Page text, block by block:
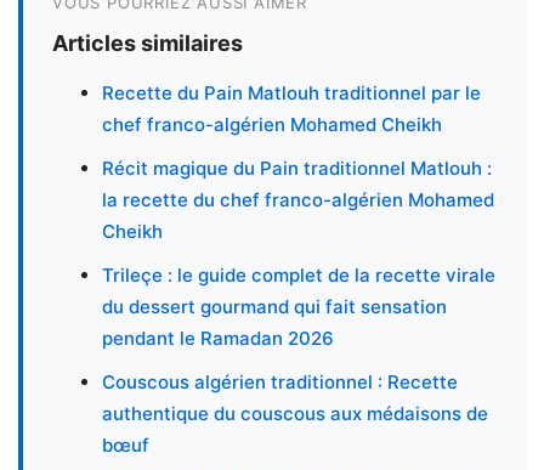
Articles similaires
Recette du Pain Matlouh traditionnel par le
chef franco-algérien Mohamed Cheikh
Récit magique du Pain traditionnel Matlouh :
la recette du chef franco-algérien Mohamed
Cheikh
Trileçe : le guide complet de la recette virale
du dessert gourmand qui fait sensation
pendant le Ramadan 2026
Couscous algérien traditionnel : Recette
authentique du couscous aux médaisons de
bœuf